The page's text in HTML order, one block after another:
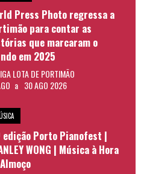
Press Photo regressa a
para contar as
que marcaram o
em 2025
LOTA DE PORTIMÃO
a 30 AGO 2026
edição Porto Pianofest |
WONG | Música à Hora